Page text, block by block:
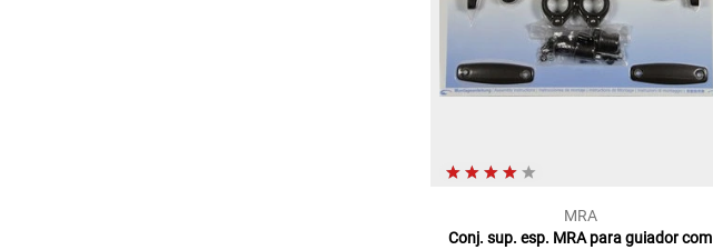
MRA
Conj. sup. esp. MRA para guiador com